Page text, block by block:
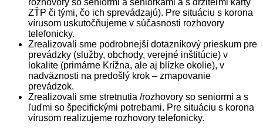
ZŤP či tými, čo ich sprevádzajú). Pre situáciu s korona
vírusom uskutočňujeme v súčasnosti rozhovory
telefonicky.
Zrealizovali sme podrobnejší dotazníkový prieskum pre
prevádzky (služby, obchody, verejné inštitúcie) v
lokalite (primárne Krížna, ale aj blízke okolie), v
nadväznosti na predošlý krok – zmapovanie
prevádzok.
Zrealizovali sme stretnutia /rozhovory so seniormi a s
ľuďmi so špecifickými potrebami. Pre situáciu s korona
vírusom realizujeme rozhovory telefonicky.